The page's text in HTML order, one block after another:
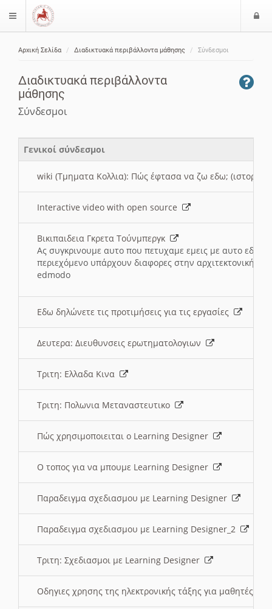
$langMenu
Αρχική Σελίδα Διαδικτυακά περιβάλλοντα μάθησης Σύνδεσμοι
Διαδικτυακά περιβάλλοντα
μάθησης
Σύνδεσμοι
Γενικοί σύνδεσμοι
wiki (Τμηματα Κολλια): Πώς έφτασα να ζω εδω; (ιστορια)
Interactive video with open source
Βικιπαιδεια Γκρετα Τούνμπεργκ
Ας συγκρινουμε αυτο που πετυχαμε εμεις με αυτο εδω
περιεχόμενο υπάρχουν διαφορες στην αρχιτεκτονική
edmodo
Εδω δηλώνετε τις προτιμήσεις για τις εργασίες
Δευτερα: Διευθυνσεις ερωτηματολογιων
Τριτη: Ελλαδα Κινα
Τριτη: Πολωνια Μεταναστευτικο
Πώς χρησιμοποιειται ο Learning Designer
O τοπος για να μπουμε Learning Designer
Παραδειγμα σχεδιασμου με Learning Designer
Παραδειγμα σχεδιασμου με Learning Designer_2
Τριτη: Σχεδιασμοι με Learning Designer
Οδηγιες χρησης της ηλεκτρονικής τάξης για μαθητές